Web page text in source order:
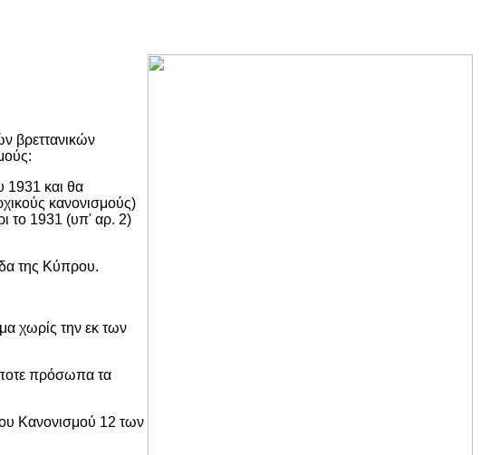
βρεττανικών
1931 και θα
κανονισμούς)
το 1931 (υπ' αρ. 2)
της Κύπρου.
χωρίς την εκ των
πρόσωπα τα
Κανονισμού 12 των